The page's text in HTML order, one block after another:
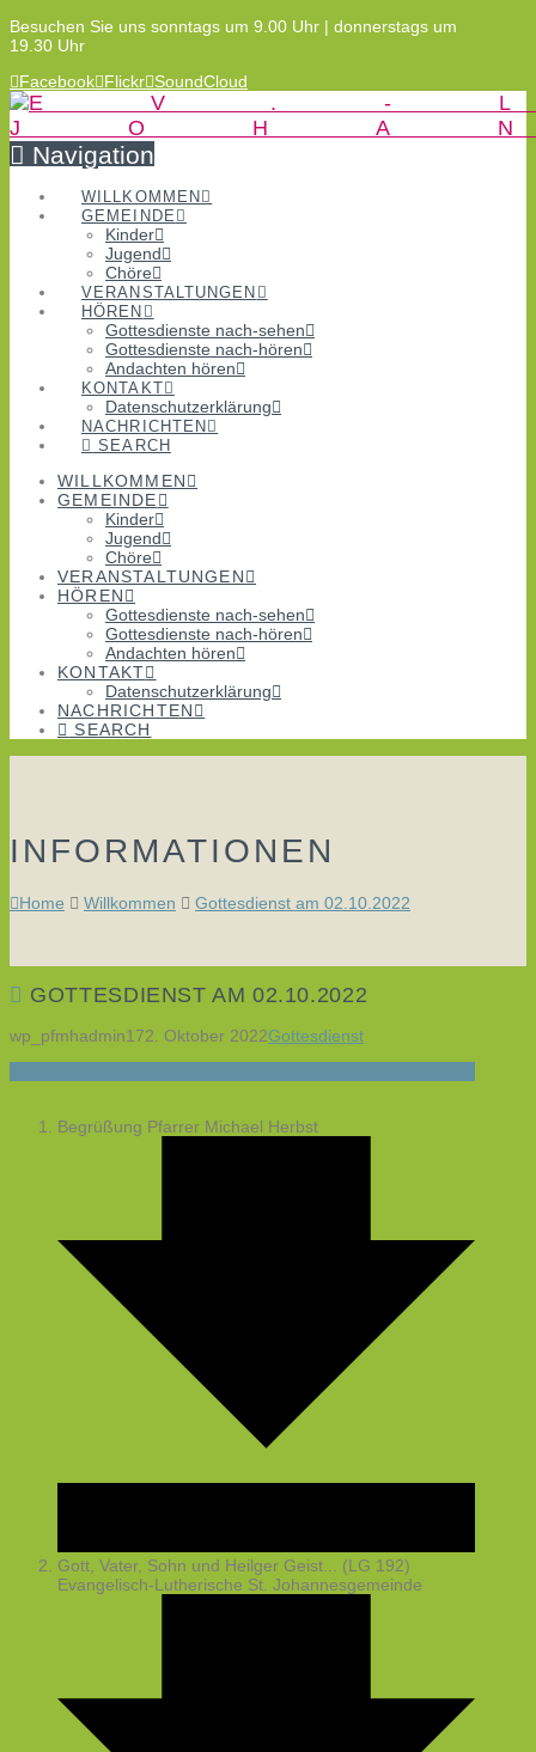
Besuchen Sie uns sonntags um 9.00 Uhr | donnerstags um
19.30 Uhr
Facebook Flickr SoundCloud
Navigation
WILLKOMMEN
GEMEINDE
Kinder
Jugend
Chöre
VERANSTALTUNGEN
HÖREN
Gottesdienste nach-sehen
Gottesdienste nach-hören
Andachten hören
KONTAKT
Datenschutzerklärung
NACHRICHTEN
SEARCH
WILLKOMMEN
GEMEINDE
Kinder
Jugend
Chöre
VERANSTALTUNGEN
HÖREN
Gottesdienste nach-sehen
Gottesdienste nach-hören
Andachten hören
KONTAKT
Datenschutzerklärung
NACHRICHTEN
SEARCH
INFORMATIONEN
Home Willkommen Gottesdienst am 02.10.2022
GOTTESDIENST AM 02.10.2022
wp_pfmhadmin172. Oktober 2022Gottesdienst
Begrüßung Pfarrer Michael Herbst
Gott, Vater, Sohn und Heilger Geist... (LG 192)
Evangelisch-Lutherische St. Johannesgemeinde